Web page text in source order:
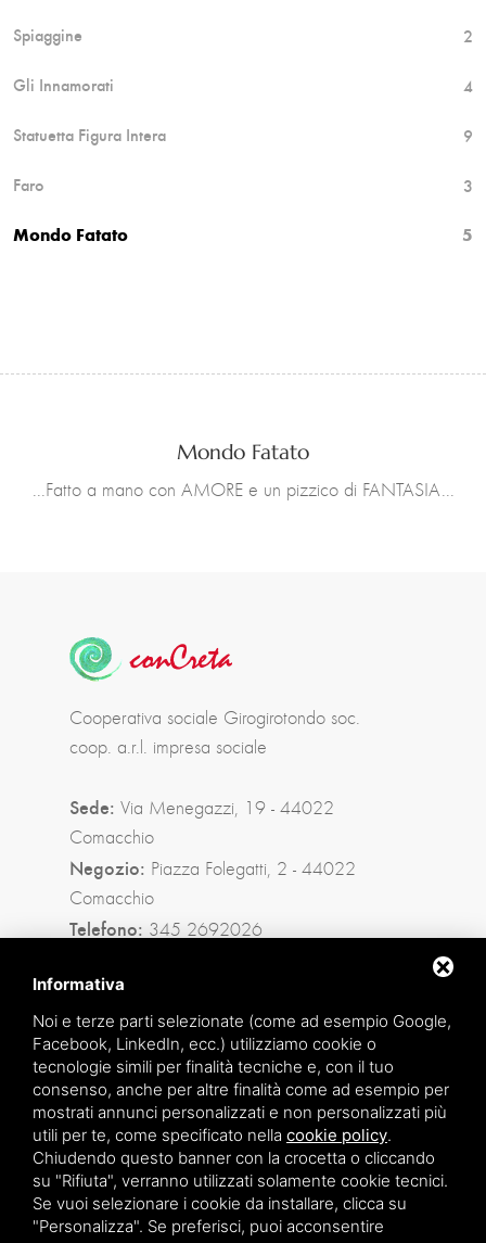
Spiaggine 2
Gli Innamorati 4
Statuetta Figura Intera 9
Faro 3
Mondo Fatato 5
Mondo Fatato
...Fatto a mano con AMORE e un pizzico di FANTASIA...
Cooperativa sociale Girogirotondo soc.
coop. a.r.l. impresa sociale
Sede: Via Menegazzi, 19 - 44022
Comacchio
Negozio: Piazza Folegatti, 2 - 44022
Comacchio
Telefono: 345 2692026
Privacy policy
Facebook
Instagram
Whatsapp
Informativa
Noi e terze parti selezionate (come ad esempio Google,
Facebook, LinkedIn, ecc.) utilizziamo cookie o
tecnologie simili per finalità tecniche e, con il tuo
consenso, anche per altre finalità come ad esempio per
mostrati annunci personalizzati e non personalizzati più
utili per te, come specificato nella cookie policy.
Chiudendo questo banner con la crocetta o cliccando
su "Rifiuta", verranno utilizzati solamente cookie tecnici.
Se vuoi selezionare i cookie da installare, clicca su
"Personalizza". Se preferisci, puoi acconsentire